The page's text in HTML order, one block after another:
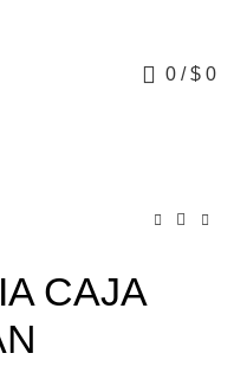
0 / $ 0
CAJA